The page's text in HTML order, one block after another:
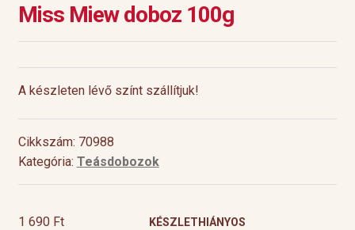
Miss Miew doboz 100g
A készleten lévő színt szállítjuk!
Cikkszám: 70988
Kategória: Teásdobozok
1 690 Ft KÉSZLETHIÁNYOS